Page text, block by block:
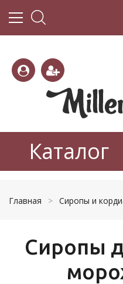
Каталог
Главная > Сиропы и
Сиропы